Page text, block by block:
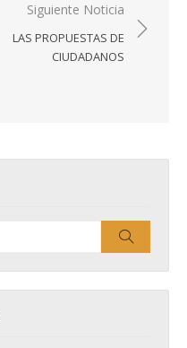
Siguiente Noticia
LAS PROPUESTAS DE
CIUDADANOS